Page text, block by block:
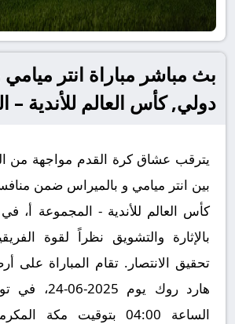
بث مباشر مباراة انتر
دولي, كأس العالم للأندية –
يترقب عشاق كرة القدم مواجهة من
بين انتر ميامي و بالميراس ضمن
كأس العالم للأندية - المجموعة أ،
بالإثارة والتشويق نظراً لقوة
تحقيق الانتصار. تقام المباراة على
هارد روك يوم
الساعة 04:00 بتوقيت